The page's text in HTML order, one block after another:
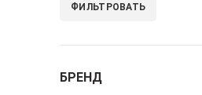
ФИЛЬТРОВАТЬ
БРЕНД